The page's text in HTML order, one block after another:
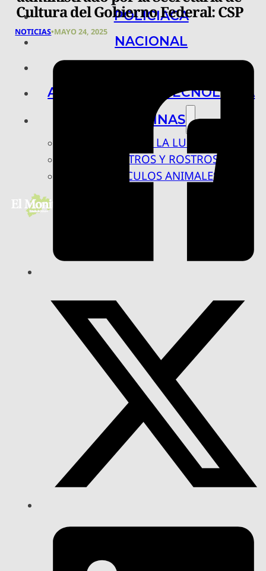
POLICIACA
NACIONAL
ARTE, CIENCIA Y TECNOLOGÍA
COLUMNAS
BAJO LA LUPA
RASTROS Y ROSTROS
VÍNCULOS ANIMALES
Cultura del Gobierno Federal: CSP
NOTICIAS•MAYO 24, 2025